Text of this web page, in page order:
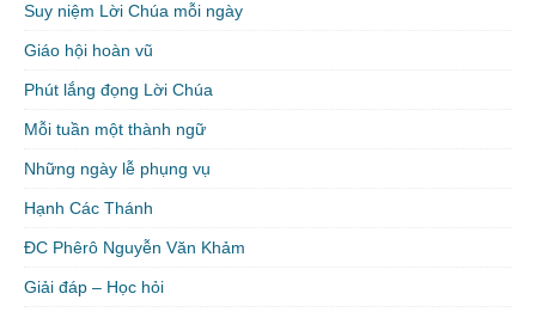
Suy niệm Lời Chúa mỗi ngày
Giáo hội hoàn vũ
Phút lắng đọng Lời Chúa
Mỗi tuần một thành ngữ
Những ngày lễ phụng vụ
Hạnh Các Thánh
ĐC Phêrô Nguyễn Văn Khảm
Giải đáp – Học hỏi